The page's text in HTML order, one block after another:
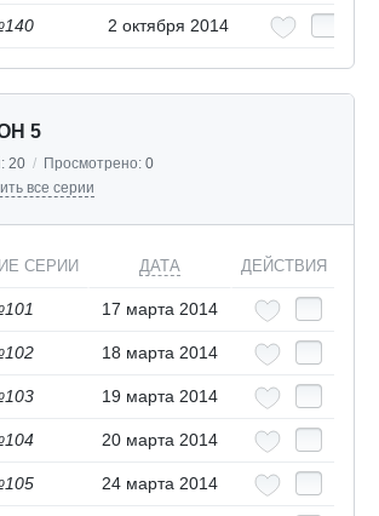
2 октября 2014
5
20 / Просмотрено: 0
все серии
СЕРИИ ДАТА ДЕЙСТВИЯ
17 марта 2014
18 марта 2014
19 марта 2014
20 марта 2014
24 марта 2014